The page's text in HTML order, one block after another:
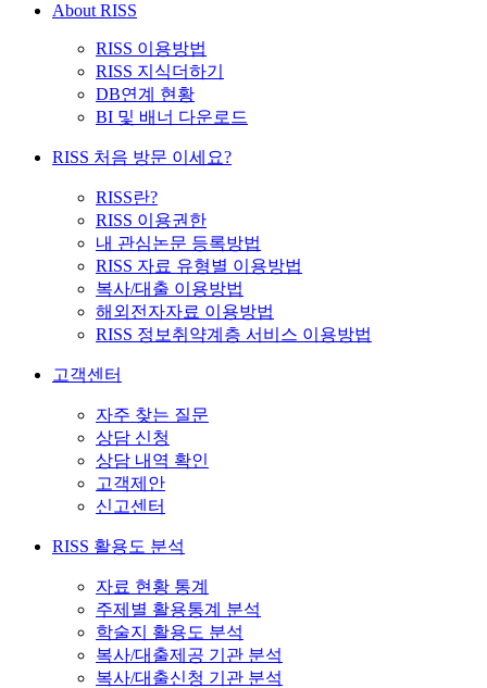
About RISS
RISS 이용방법
RISS 지식더하기
DB연계 현황
BI 및 배너 다운로드
RISS 처음 방문 이세요?
RISS란?
RISS 이용권한
내 관심논문 등록방법
RISS 자료 유형별 이용방법
복사/대출 이용방법
해외전자자료 이용방법
RISS 정보취약계층 서비스 이용방법
고객센터
자주 찾는 질문
상담 신청
상담 내역 확인
고객제안
신고센터
RISS 활용도 분석
자료 현황 통계
주제별 활용통계 분석
학술지 활용도 분석
복사/대출제공 기관 분석
복사/대출신청 기관 분석